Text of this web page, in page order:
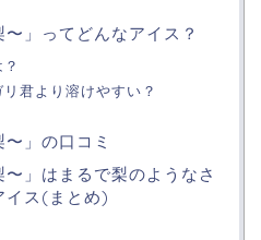
〜」ってどんなアイス？
君より溶けやすい？
〜」の口コミ
〜」はまるで梨のようなさ
イス(まとめ)